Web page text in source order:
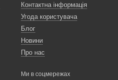
Контактна інформація
Угода користувача
Блог
Новини
Про нас
Ми в соцмережах